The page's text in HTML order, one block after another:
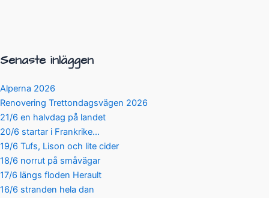
Senaste inläggen
Alperna 2026
Renovering Trettondagsvägen 2026
21/6 en halvdag på landet
20/6 startar i Frankrike…
19/6 Tufs, Lison och lite cider
18/6 norrut på småvägar
17/6 längs floden Herault
16/6 stranden hela dan